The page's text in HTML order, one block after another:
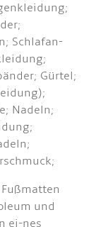
Schlafan-
Gürtel;
Nadeln;
und
ei-nes